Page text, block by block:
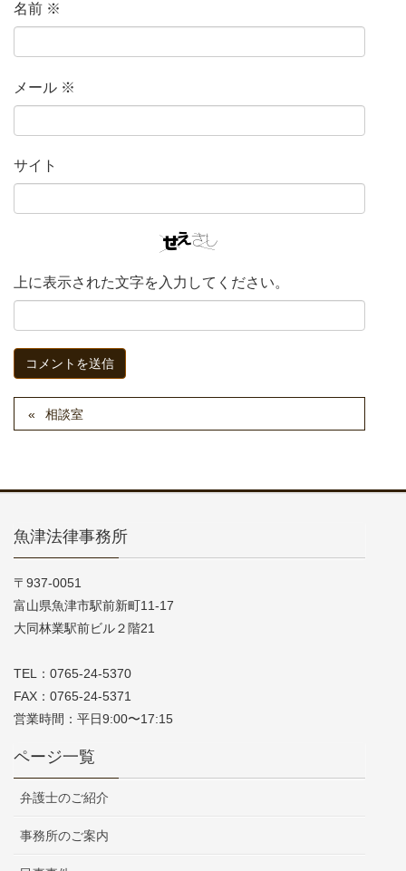
名前 ※
メール ※
サイト
上に表示された文字を入力してください。
相談室
魚津法律事務所
〒937-0051
富山県魚津市駅前新町11-17
大同林業駅前ビル２階21
TEL：0765-24-5370
FAX：0765-24-5371
営業時間：平日9:00〜17:15
ページ一覧
弁護士のご紹介
事務所のご案内